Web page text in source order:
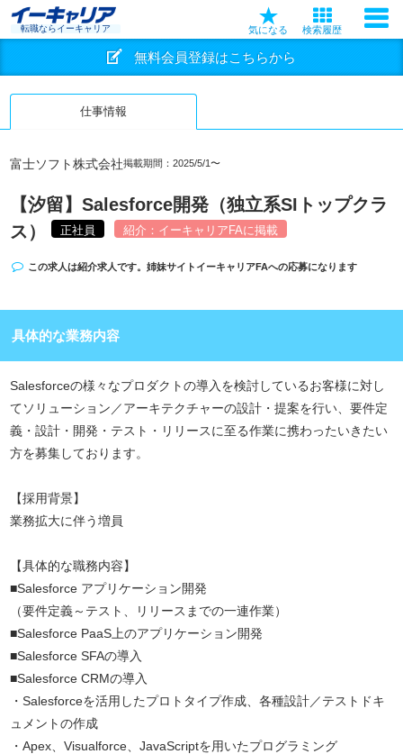
転職ならイーキャリア 気になる 検索履歴
無料会員登録はこちらから
仕事情報
富士ソフト株式会社掲載期間：2025/5/1〜
【汐留】Salesforce開発（独立系SIトップクラ
ス）
正社員 紹介：イーキャリアFAに掲載
この求人は紹介求人です。姉妹サイト イーキャリアFAへの応募になります
具体的な業務内容
Salesforceの様々なプロダクトの導入を検討しているお客様に対し
てソリューション／アーキテクチャーの設計・提案を行い、要件定
義・設計・開発・テスト・リリースに至る作業に携わったいきたい
方を募集しております。
【採用背景】
業務拡大に伴う増員
【具体的な職務内容】
■Salesforce アプリケーション開発
（要件定義～テスト、リリースまでの一連作業）
■Salesforce PaaS上のアプリケーション開発
■Salesforce SFAの導入
■Salesforce CRMの導入
・Salesforceを活用したプロトタイプ作成、各種設計／テストドキ
ュメントの作成
・Apex、Visualforce、JavaScriptを用いたプログラミング